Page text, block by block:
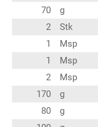
70
g
2
Stk
1
Msp
1
Msp
2
Msp
170
g
80
g